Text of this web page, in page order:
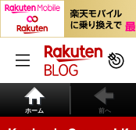
ホーム 前へ